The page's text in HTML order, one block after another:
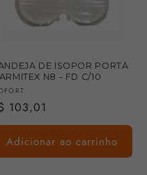
DE ISOPOR PORTA
N8 - FD C/10
103,01
Adicionar ao carrinho